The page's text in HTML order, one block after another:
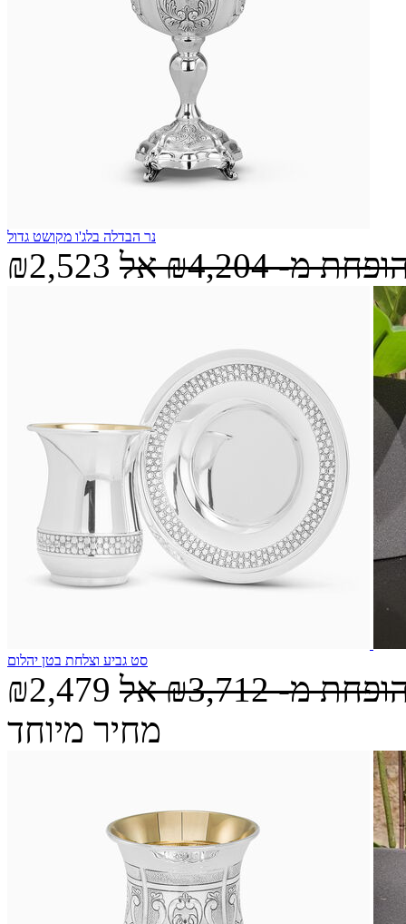
נר הבדלה בלג'ו מקושט גדול
₪2,523 מ-₪4,204 אל
סט גביע וצלחת בטן יהלום
₪2,479 מ-₪3,712 אל
מחיר מיוחד